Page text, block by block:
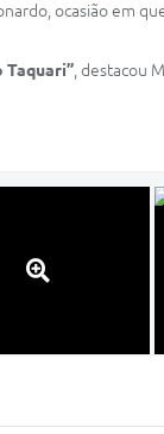
ocasião em
Taquari” , destacou